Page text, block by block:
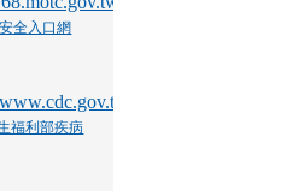
全入口網
福利部疾病